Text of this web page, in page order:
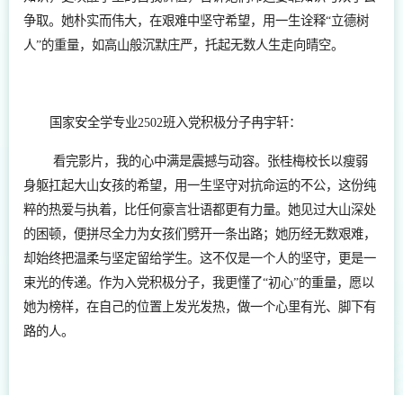
争取。她朴实而伟大，在艰难中坚守希望，用一生诠释“立德树
人”的重量，如高山般沉默庄严，托起无数人生走向晴空。
国家安全学专业2502班入党积极分子冉宇轩：
看完影片，我的心中满是震撼与动容。张桂梅校长以瘦弱
身躯扛起大山女孩的希望，用一生坚守对抗命运的不公，这份纯
粹的热爱与执着，比任何豪言壮语都更有力量。她见过大山深处
的困顿，便拼尽全力为女孩们劈开一条出路；她历经无数艰难，
却始终把温柔与坚定留给学生。这不仅是一个人的坚守，更是一
束光的传递。作为入党积极分子，我更懂了“初心”的重量，愿以
她为榜样，在自己的位置上发光发热，做一个心里有光、脚下有
路的人。